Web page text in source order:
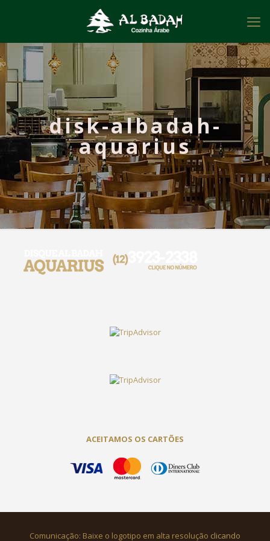
disk-albadah-
aquarius
ACEITAMOS OS CARTÕES
Comunicação: Baixe o logotipo em alta resolução clicando